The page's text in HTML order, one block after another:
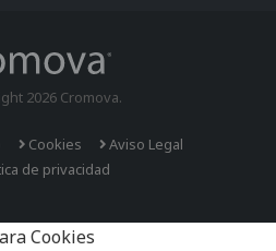
2026 Cromova.
Cookies
Aviso Legal
de privacidad
Cookies